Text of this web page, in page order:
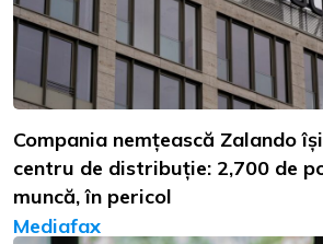
Compania nemțească Zalando
centru de distribuție: 2,700 de
muncă, în pericol
Mediafax